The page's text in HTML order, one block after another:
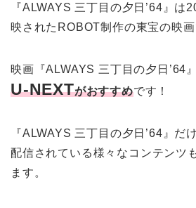
『ALWAYS 三丁目の夕日’64』は
映されたROBOT制作の東宝の映画
映画『ALWAYS 三丁目の夕日’64
U-NEXTがおすすめです！
『ALWAYS 三丁目の夕日’64』だ
配信されている様々なコンテンツ
ます。